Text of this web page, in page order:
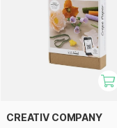
CREATIV COMPANY